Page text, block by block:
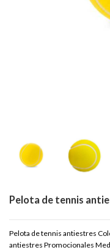
Pelota de tennis
Pelota de tennis antiestres
antiestres Promocionales